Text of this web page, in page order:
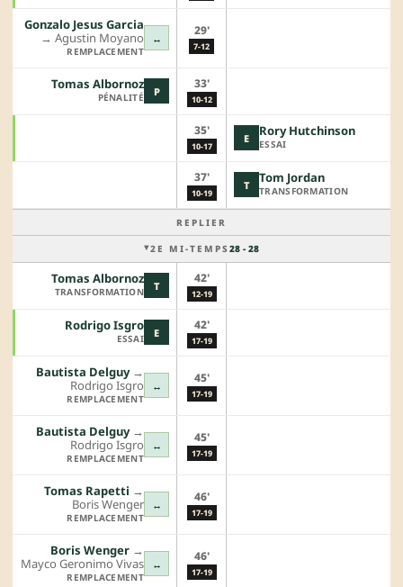
↔
Gonzalo Jesus Garcia
→︎ Agustin Moyano
REMPLACEMENT
29'
7-12
P
Tomas Albornoz
PÉNALITÉ
33'
10-12
35'
10-17
E Rory Hutchinson
ESSAI
37'
10-19
T Tom Jordan
TRANSFORMATION
REPLIER
2E MI-TEMPS 28 - 28
T
Tomas Albornoz
TRANSFORMATION
42'
12-19
E
Rodrigo Isgro
ESSAI
42'
17-19
↔
Bautista Delguy→︎
Rodrigo Isgro
REMPLACEMENT
45'
17-19
↔
Bautista Delguy→︎
Rodrigo Isgro
REMPLACEMENT
45'
17-19
↔
Tomas Rapetti →︎
Boris Wenger
REMPLACEMENT
46'
17-19
↔
Boris Wenger →︎
Mayco Geronimo Vivas
REMPLACEMENT
46'
17-19